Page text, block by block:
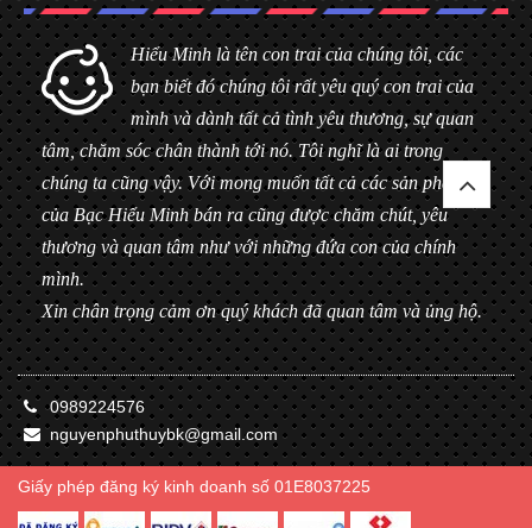
Hiểu Minh là tên con trai của chúng tôi, các
bạn biết đó chúng tôi rất yêu quý con trai của
mình và dành tất cả tình yêu thương, sự quan
tâm, chăm sóc chân thành tới nó. Tôi nghĩ là ai trong
chúng ta cũng vậy. Với mong muốn tất cả các sản phẩm
của Bạc Hiểu Minh bán ra cũng được chăm chút, yêu
thương và quan tâm như với những đứa con của chính
mình.
Xin chân trọng cảm ơn quý khách đã quan tâm và ủng hộ.
0989224576
nguyenphuthuybk@gmail.com
Giấy phép đăng ký kinh doanh số 01E8037225